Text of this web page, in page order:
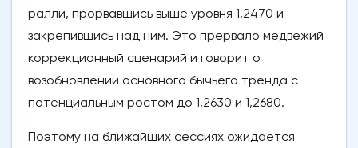
ралли, прорвавшись выше уровня 1,2470 и
закрепившись над ним. Это прервало медвежий
коррекционный сценарий и говорит о
возобновлении основного бычьего тренда с
потенциальным ростом до 1,2630 и 1,2680.
Поэтому на ближайших сессиях ожидается